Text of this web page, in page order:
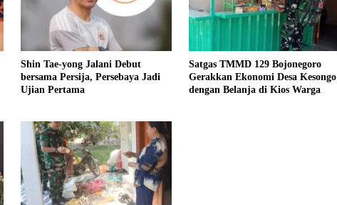
Shin Tae-yong Jalani Debut
bersama Persija, Persebaya Jadi
Ujian Pertama
Satgas TMMD 129 Bojonegoro
Gerakkan Ekonomi Desa Kesongo
dengan Belanja di Kios Warga